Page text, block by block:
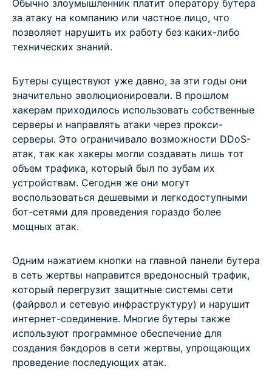
Обычно злоумышленник платит оператору бутера
за атаку на компанию или частное лицо, что
позволяет нарушить их работу без каких-либо
технических знаний.
Бутеры существуют уже давно, за эти годы они
значительно эволюционировали. В прошлом
хакерам приходилось использовать собственные
серверы и направлять атаки через прокси-
серверы. Это ограничивало возможности DDoS-
атак, так как хакеры могли создавать лишь тот
объем трафика, который был по зубам их
устройствам. Сегодня же они могут
воспользоваться дешевыми и легкодоступными
бот-сетями для проведения гораздо более
мощных атак.
Одним нажатием кнопки на главной панели бутера
в сеть жертвы направится вредоносный трафик,
который перегрузит защитные системы сети
(файрвол и сетевую инфраструктуру) и нарушит
интернет-соединение. Многие бутеры также
используют программное обеспечение для
создания бэкдоров в сети жертвы, упрощающих
проведение последующих атак.